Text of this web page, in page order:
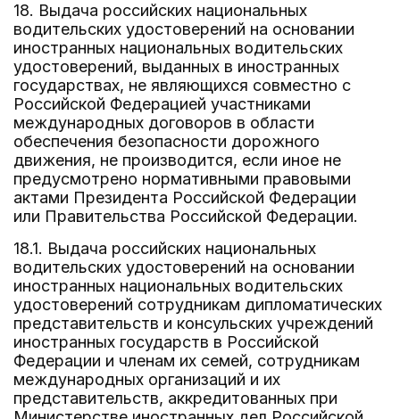
18. Выдача российских национальных
водительских удостоверений на основании
иностранных национальных водительских
удостоверений, выданных в иностранных
государствах, не являющихся совместно с
Российской Федерацией участниками
международных договоров в области
обеспечения безопасности дорожного
движения, не производится, если иное не
предусмотрено нормативными правовыми
актами Президента Российской Федерации
или Правительства Российской Федерации.
18.1. Выдача российских национальных
водительских удостоверений на основании
иностранных национальных водительских
удостоверений сотрудникам дипломатических
представительств и консульских учреждений
иностранных государств в Российской
Федерации и членам их семей, сотрудникам
международных организаций и их
представительств, аккредитованных при